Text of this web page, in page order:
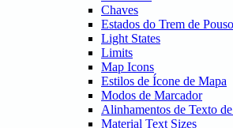
Chaves
Estados do Trem de
Light States
Limits
Map Icons
Estilos de Ícone de Mapa
Modos de Marcador
Alinhamentos de Texto
Material Text Sizes